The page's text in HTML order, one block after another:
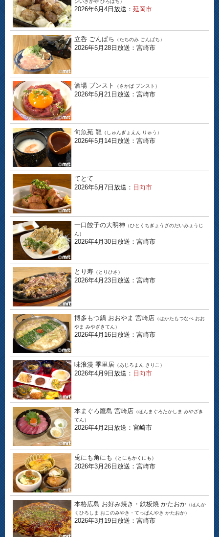
ンいざかや ひろはち）
2026年6月4日放送： 延岡市
立呑 ごんぱち （たちのみ ごんぱち）
2026年5月28日放送：宮崎市
酒場 ブンスト （さかば ブンスト）
2026年5月21日放送：宮崎市
旬魚苑 龍 （しゅんぎょえん りゅう）
2026年5月14日放送：宮崎市
てとて
2026年5月7日放送： 日向市
一口餃子の大明神 （ひとくちぎょうざのだいみょうじ
ん）
2026年4月30日放送：宮崎市
とり寿 （とりひさ）
2026年4月23日放送：宮崎市
博多もつ鍋 おおやま 宮崎店 （はかたもつなべ おお
やま みやざきてん）
2026年4月16日放送：宮崎市
味浪漫 季里居 （あじろまん きりこ）
2026年4月9日放送： 日向市
本まぐろ鷹島 宮崎店 （ほんまぐろたかしま みやざき
てん）
2026年4月2日放送：宮崎市
兎にも角にも （とにもかくにも）
2026年3月26日放送：宮崎市
本格広島 お好み焼き・鉄板焼 かたおか （ほんか
くひろしま おこのみやき・てっぱんやき かたおか）
2026年3月19日放送：宮崎市